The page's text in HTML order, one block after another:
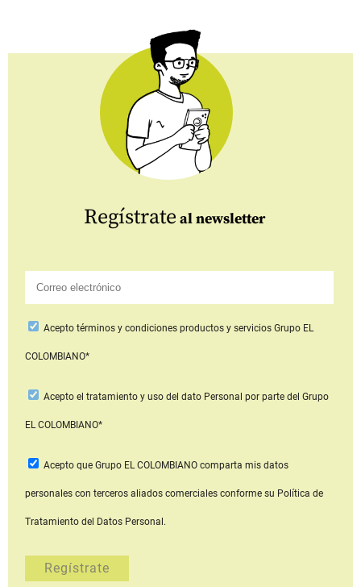
Regístrate al newsletter
Aceptotérminos y condiciones productos y serviciosGrupo EL
COLOMBIANO*
Acepto el tratamiento y uso del dato Personal por parte del Grupo
EL COLOMBIANO*
Acepto que Grupo EL COLOMBIANOcomparta mis datos
personales con terceros aliados comerciales conforme su Política de
Tratamiento del Datos Personal.